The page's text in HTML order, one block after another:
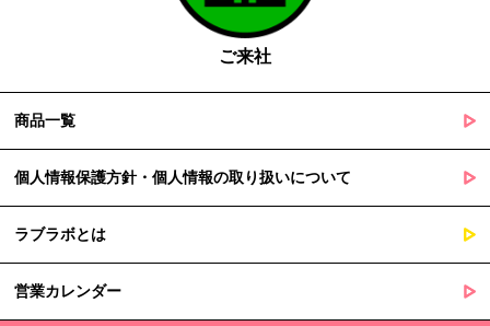
５. 個人情報の取扱業務の委託
場合があります。
その際、弊社は、個人情報を適切に保護できる管理体制を敷き実行
正等、利用停止等の請求
当社は、ご本人様からの求めに応じ、当社が保有するご本人の個人
情報の利用目的の通知、開示、訂正・追加・削除、利用停止・消去
または第三者提供の停止等のご請求を受けた場合は速やかに対応い
ご来社
商品一覧
個人情報保護方針・個人情報の取り扱いについて
ラブラボとは
営業カレンダー